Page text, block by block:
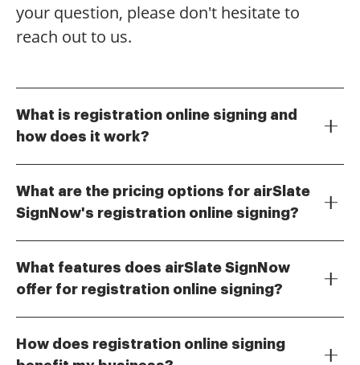
your question, please don't hesitate to
reach out to us.
What is registration online signing and
how does it work?
completing a simple registration. With airSlate
SignNow, you can easily create, send, and sign
paperwork.
What are the pricing options for airSlate
SignNow's registration online signing?
choose from monthly or annual subscriptions, with
options that include features tailored for small
effective.
What features does airSlate SignNow
offer for registration online signing?
templates, real-time tracking, and secure cloud
How does registration online signing